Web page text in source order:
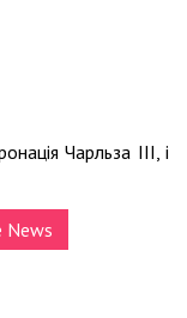
Чарльза III, і
News